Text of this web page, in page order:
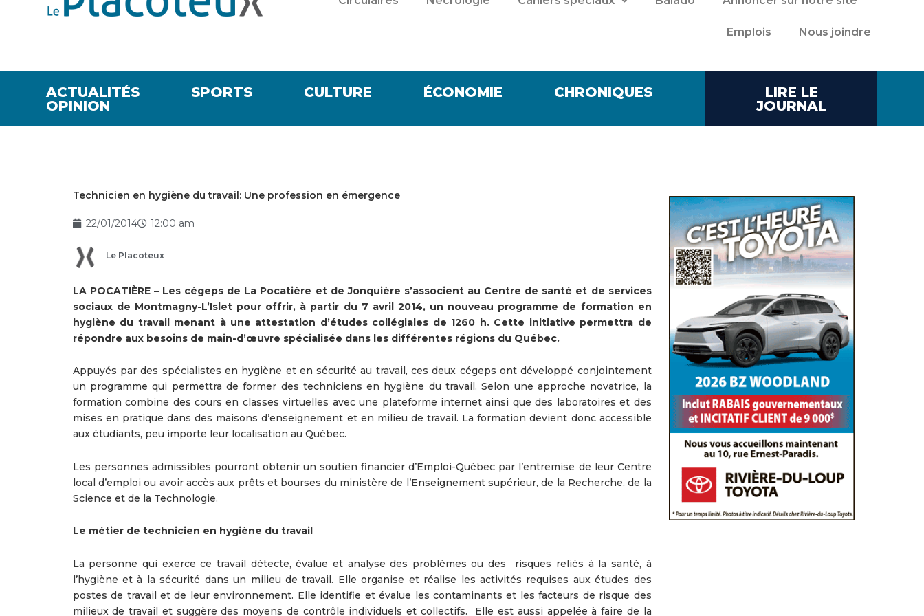
Emplois Nous joindre
ACTUALITÉS SPORTS CULTURE ÉCONOMIE
CHRONIQUES
OPINION
LIRE LE
JOURNAL
Technicien en hygiène du travail: Une profession en émergence
22/01/2014 12:00 am
Le Placoteux
LA POCATIÈRE – Les cégeps de La Pocatière et de Jonquière s’associent au Centre de santé et de services
sociaux de Montmagny-L’Islet pour offrir, à partir du 7 avril 2014, un nouveau programme de formation en
hygiène du travail menant à une attestation d’études collégiales de 1260 h. Cette initiative permettra de
répondre aux besoins de main-d’œuvre spécialisée dans les différentes régions du Québec.
Appuyés par des spécialistes en hygiène et en sécurité au travail, ces deux cégeps ont développé conjointement
un programme qui permettra de former des techniciens en hygiène du travail. Selon une approche novatrice, la
formation combine des cours en classes virtuelles avec une plateforme internet ainsi que des laboratoires et des
mises en pratique dans des maisons d’enseignement et en milieu de travail. La formation devient donc accessible
aux étudiants, peu importe leur localisation au Québec.
Les personnes admissibles pourront obtenir un soutien financier d’Emploi-Québec par l’entremise de leur Centre
local d’emploi ou avoir accès aux prêts et bourses du ministère de l’Enseignement supérieur, de la Recherche, de la
Science et de la Technologie.
Le métier de technicien en hygiène du travail
La personne qui exerce ce travail détecte, évalue et analyse des problèmes ou des risques reliés à la santé, à
l’hygiène et à la sécurité dans un milieu de travail. Elle organise et réalise les activités requises aux études des
postes de travail et de leur environnement. Elle identifie et évalue les contaminants et les facteurs de risque des
milieux de travail et suggère des moyens de contrôle individuels et collectifs. Elle est aussi appelée à faire de la